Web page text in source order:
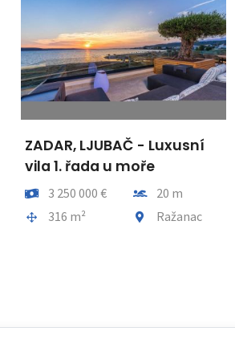
ZADAR, LJUBAČ - Luxusní
vila 1. řada u moře
Cena3 250 000 € Vzdálenost od moře
20 m
Plocha celkem
316 m² Obec, část obce
Ražanac